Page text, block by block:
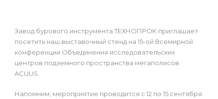
Завод бурового инструмента ТЕХНОПРОК приглашает
посетить наш выставочный стенд на 15-ой Всемирной
конференции Объединения исследовательских
центров подземного пространства мегаполисов
ACUUS.
Напомним, мероприятие проводится с 12 по 15 сентября